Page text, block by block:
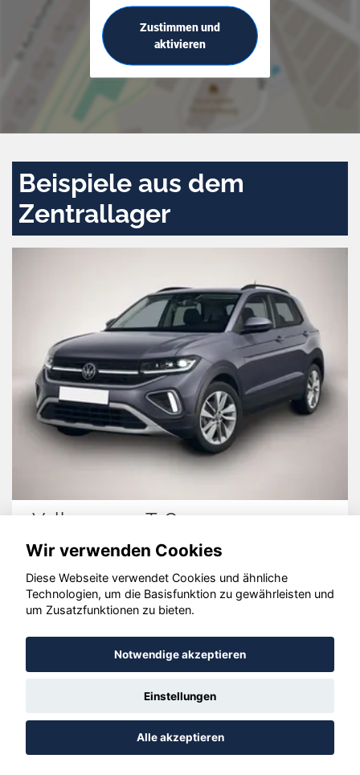
Zustimmen und
aktivieren
Beispiele aus dem
Zentrallager
Volkswagen Taigo
© konjunkturmotor.de GmbH 2020 - 2026
Wir verwenden Cookies
Diese Webseite verwendet Cookies und ähnliche
Technologien, um die Basisfunktion zu gewährleisten und
um Zusatzfunktionen zu bieten.
Notwendige akzeptieren
Einstellungen
Alle akzeptieren